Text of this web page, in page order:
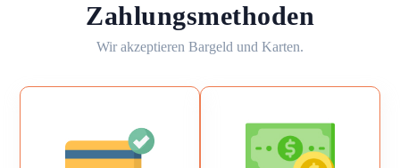
Zahlungsmethoden
Wir akzeptieren Bargeld und Karten.